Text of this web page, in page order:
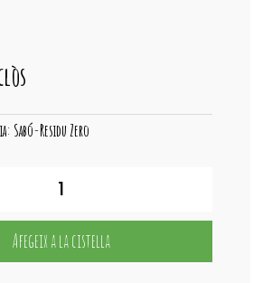
Sabó-Residu Zero
Afegeix a la cistella